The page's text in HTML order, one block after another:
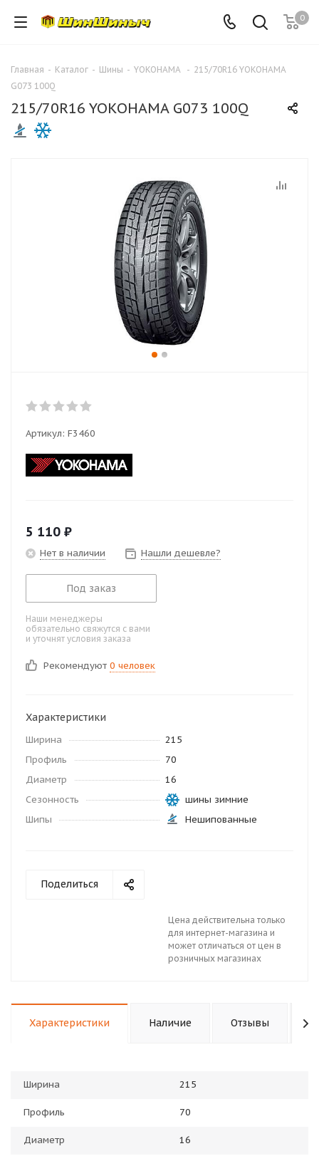
0
Главная - Каталог - Шины - YOKOHAMA - 215/70R16 YOKOHAMA
G073 100Q
215/70R16 YOKOHAMA G073 100Q
Артикул: F3460
5 110 ₽
Нет в наличии Нашли дешевле?
Под заказ
Наши менеджеры
обязательно свяжутся с вами
и уточнят условия заказа
Рекомендуют 0 человек
Характеристики
Ширина
215
Профиль
70
Диаметр
16
Сезонность
шины зимние
Шипы
Нешипованные
Поделиться
Цена действительна только
для интернет-магазина и
может отличаться от цен в
розничных магазинах
Характеристики Наличие Отзывы
Ширина 215
Профиль 70
Диаметр 16